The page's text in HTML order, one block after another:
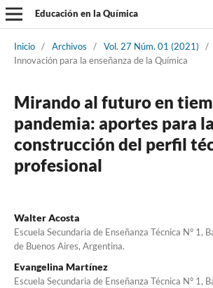
Educación en la Química
Inicio / Archivos / Vol. 27 Núm. 01 (2021)
/
Innovación para la enseñanza de la Química
Mirando al futuro en
pandemia: aportes para la
construcción del perfil
profesional
Walter Acosta
Escuela Secundaria de Enseñanza Técnica N° 1,
de Buenos Aires, Argentina.
Evangelina Martínez
Escuela Secundaria de Enseñanza Técnica N° 1,